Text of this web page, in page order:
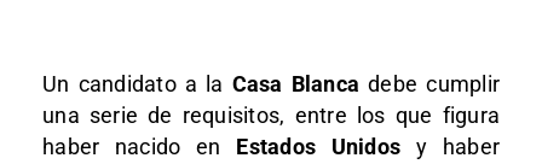
Un candidato a la Casa Blanca debe cumplir
una serie de requisitos, entre los que figura
haber nacido en Estados Unidos y haber